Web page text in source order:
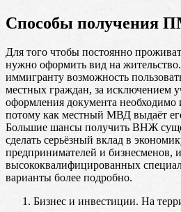
Способы
Для того чтобы постоянно
нужно оформить вид на
иммигранту возможность
местных граждан, за исключением
оформления документа необходимо
потому как местный МВД выдаёт
Большие шансы получить ВНЖ
сделать серьёзный вклад в
предпринимателей и бизнесменов,
высококвалифицированных
варианты более подробно.
Бизнес и инвестиции. На